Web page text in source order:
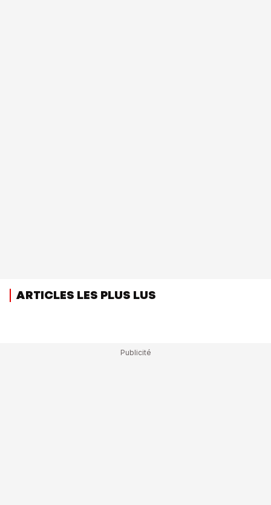
ARTICLES LES PLUS LUS